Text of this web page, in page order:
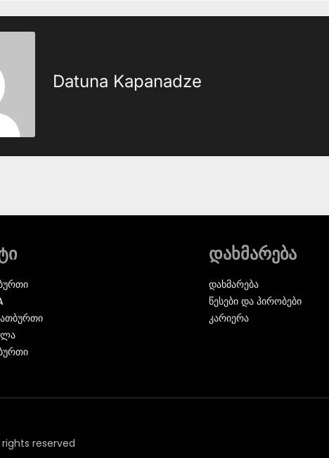
Datuna Kapanadze
დახმარება
დახმარება
წესები და პირობები
კარიერა
reserved